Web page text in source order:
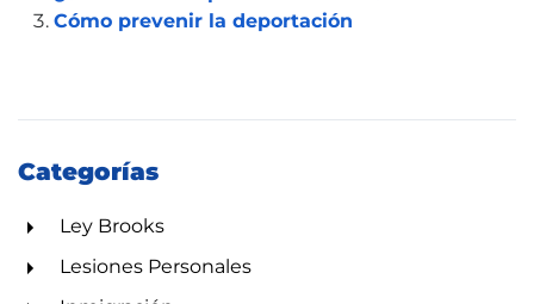
Cómo prevenir la deportación
Categorías
Ley Brooks
Lesiones Personales